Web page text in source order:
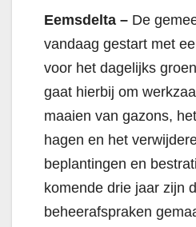
Eemsdelta – De
vandaag gestart met
voor het dagelijks
gaat hierbij om
maaien van gazons,
hagen en het
beplantingen en
komende drie jaar zijn
beheerafspraken